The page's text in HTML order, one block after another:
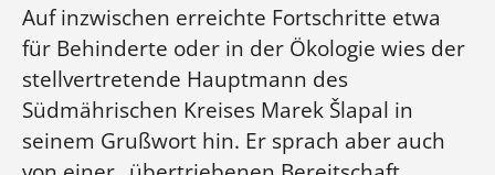
Auf inzwischen erreichte Fortschritte etwa
für Behinderte oder in der Ökologie wies der
stellvertretende Hauptmann des
Südmährischen Kreises Marek Šlapal in
seinem Grußwort hin. Er sprach aber auch